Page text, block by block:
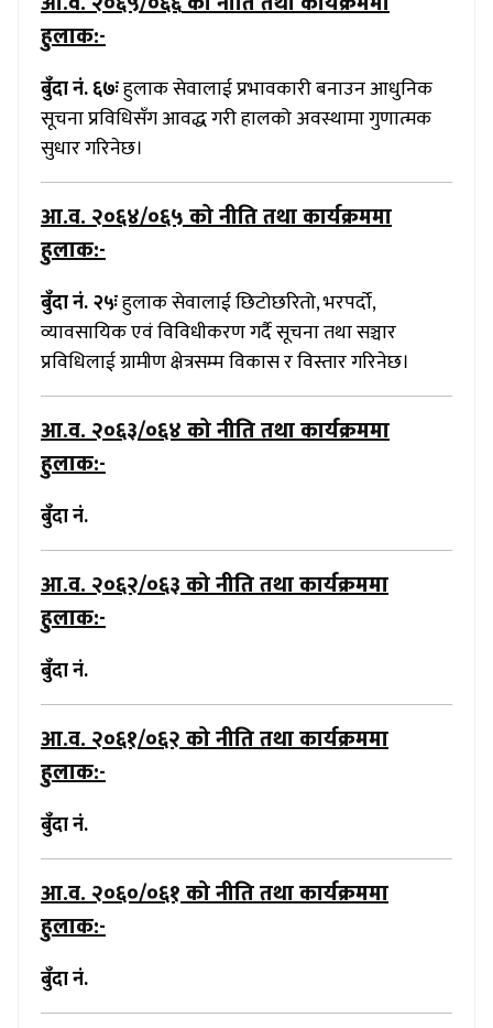
हुलाक:-
बुँदा नं. ६७ःहुलाक सेवालाई प्रभावकारी बनाउन आधुनिक
सूचना प्रविधिसँग आवद्ध गरी हालको अवस्थामा गुणात्मक
सुधार गरिनेछ।
आ.व. २०६४/०६५को नीति तथा कार्यक्रममा
हुलाक:-
बुँदा नं. २५ःहुलाक सेवालाई छिटोछरितो, भरपर्दो,
व्यावसायिक एवं विविधीकरण गर्दै सूचना तथा सञ्चार
प्रविधिलाई ग्रामीण क्षेत्रसम्म विकास र विस्तार गरिनेछ।
आ.व. २०६३/०६४को नीति तथा कार्यक्रममा
हुलाक:-
बुँदा नं.
आ.व. २०६२/०६३को नीति तथा कार्यक्रममा
हुलाक:-
बुँदा नं.
आ.व. २०६१/०६२को नीति तथा कार्यक्रममा
हुलाक:-
बुँदा नं.
आ.व. २०६०/०६१को नीति तथा कार्यक्रममा
हुलाक:-
बुँदा नं.